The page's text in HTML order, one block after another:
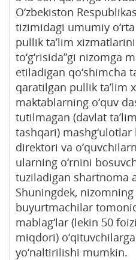
O‘zbekiston
tizimidagi umumiy
pullik ta’lim
to‘g‘risida”gi nizomga
etiladigan qo‘shimcha
qaratilgan pullik ta’lim
maktablarning o‘quv
tutilmagan (davlat
tashqari) mashg‘ulotlar
direktori va
ularning o‘rnini
tuziladigan shartnoma
Shuningdek, nizomning
buyurtmachilar
mablag‘lar (lekin 50
miqdori)
yo‘naltirilishi mumkin.